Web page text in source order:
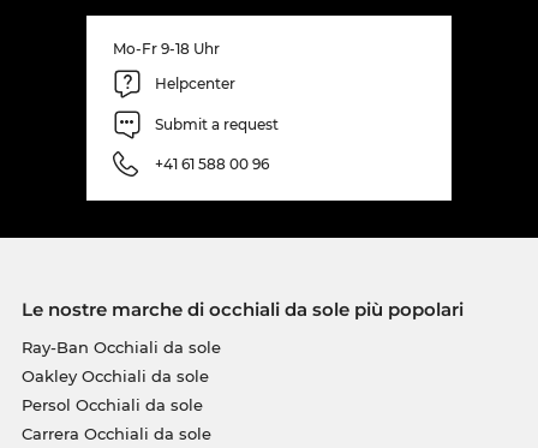
Mo-Fr 9-18 Uhr
Helpcenter
Submit a request
+41 61 588 00 96
Le nostre marche di occhiali da sole più popolari
Ray-Ban Occhiali da sole
Oakley Occhiali da sole
Persol Occhiali da sole
Carrera Occhiali da sole